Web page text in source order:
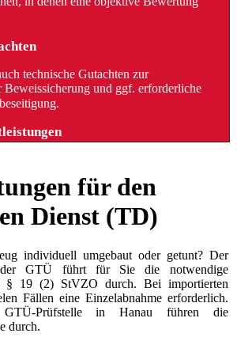
technische Gutachten zur
Beweissicherung und ggf. erforderliche
für den
Dienst (TD)
individuell umgebaut oder getunt? Der
der GTÜ führt für Sie die notwendige
§ 19 (2) StVZO durch. Bei importierten
Fällen eine Einzelabnahme erforderlich.
Prüfstelle in Hanau führen die
durch.